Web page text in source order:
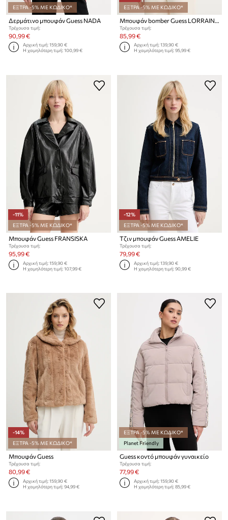
ΕΞΤΡΑ -5% ΜΕ ΚΩΔΙΚΟ*
Δερμάτινο μπουφάν Guess NADA
Τρέχουσα τιμή:
90,99 €
Αρχική τιμή:159,90 €
Η χαμηλότερη τιμή:100,99 €
ΕΞΤΡΑ -5% ΜΕ ΚΩΔΙΚΟ*
Τρέχουσα τιμή:
85,99 €
Αρχική τιμή:139,90 €
Η χαμηλότερη τιμή:95,99 €
-11%
ΕΞΤΡΑ -5% ΜΕ ΚΩΔΙΚΟ*
Μπουφάν Guess FRANSISKA
Τρέχουσα τιμή:
95,99 €
Αρχική τιμή:159,90 €
Η χαμηλότερη τιμή:107,99 €
-12%
ΕΞΤΡΑ -5% ΜΕ ΚΩΔΙΚΟ*
Τζιν μπουφάν Guess AMELIE
Τρέχουσα τιμή:
79,99 €
Αρχική τιμή:139,90 €
Η χαμηλότερη τιμή:90,99 €
-14%
ΕΞΤΡΑ -5% ΜΕ ΚΩΔΙΚΟ*
Μπουφάν Guess
Τρέχουσα τιμή:
80,99 €
Αρχική τιμή:159,90 €
Η χαμηλότερη τιμή:94,99 €
ΕΞΤΡΑ -5% ΜΕ ΚΩΔΙΚΟ*
Planet Friendly
Guess κοντό μπουφάν γυναικείο
Τρέχουσα τιμή:
77,99 €
Αρχική τιμή:159,90 €
Η χαμηλότερη τιμή:85,99 €